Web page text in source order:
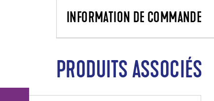
INFORMATION DE COMMANDE
PRODUITS ASSOCIÉS